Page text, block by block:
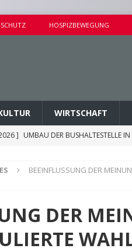
HOSPIZBEWEGUNG
WIRTSCHAFT
] UMBAU DER BUSHALTESTELLE
]
GEMEINSAMER
]
EICHE IM PARK DER JUGEND
BEEINFLUSSUNG DER
DER